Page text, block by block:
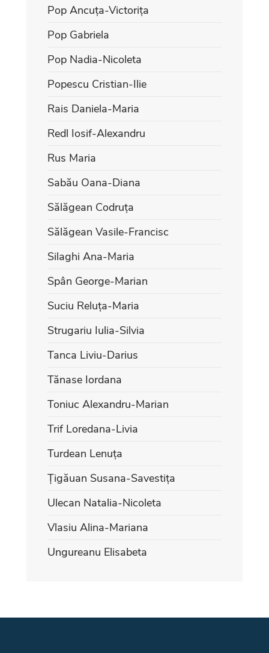
Pop Ancuța-Victorița
Pop Gabriela
Pop Nadia-Nicoleta
Popescu Cristian-Ilie
Rais Daniela-Maria
Redl Iosif-Alexandru
Rus Maria
Sabău Oana-Diana
Sălăgean Codruța
Sălăgean Vasile-Francisc
Silaghi Ana-Maria
Spân George-Marian
Suciu Reluța-Maria
Strugariu Iulia-Silvia
Tanca Liviu-Darius
Tănase Iordana
Toniuc Alexandru-Marian
Trif Loredana-Livia
Turdean Lenuța
Țigăuan Susana-Savestița
Ulecan Natalia-Nicoleta
Vlasiu Alina-Mariana
Ungureanu Elisabeta